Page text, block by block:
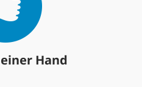
Hand